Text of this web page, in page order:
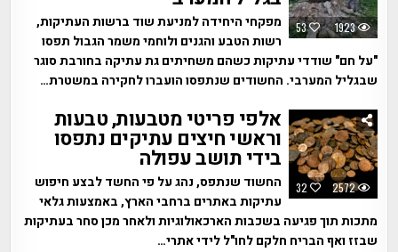
53 1923
מפקחי היחידה למניעת שוד ברשות העתיקות,
רשות הטבע והגנים ולוחמי משמר הגבול תפסו
"על חם" שודדי עתיקות כשהם משחיתים גת עתיקה בחורבת סוגר
שבגליל המערבי. החשודים שנתפסו הועברו לחקירה במשטרת…
32 2572
אלפי פריטי מטבעות, טבעות
וראשי חיצים עתיקים נתפסו
בידי תושב עפולה
החשוד שנתפס, נהג על פי החשד לבצע חיפוש
עתיקות באתרים ברחבי הארץ, באמצעות גלאי
מתכות תוך פגיעה בשכבות הארכאולוגיות ולאחר מכן סחר בעתיקות
שבזז ואף הבריח חלקם לחו"ל לידי אתרי…